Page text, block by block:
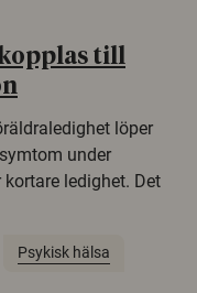
till
löper
under
ledighet. Det
Psykisk hälsa